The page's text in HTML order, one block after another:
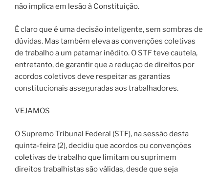
não implica em lesão à Constituição.
É claro que é uma decisão inteligente, sem sombras de
dúvidas. Mas também eleva as convenções coletivas
de trabalho a um patamar inédito. O STF teve cautela,
entretanto, de garantir que a redução de direitos por
acordos coletivos deve respeitar as garantias
constitucionais asseguradas aos trabalhadores.
VEJAMOS
O Supremo Tribunal Federal (STF), na sessão desta
quinta-feira (2), decidiu que acordos ou convenções
coletivas de trabalho que limitam ou suprimem
direitos trabalhistas são válidas, desde que seja